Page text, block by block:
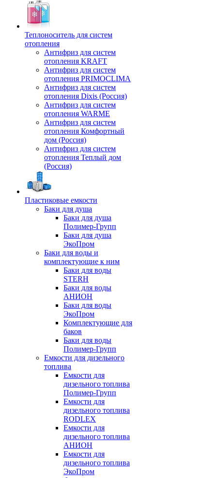
Теплоноситель для систем
отопления
Антифриз для систем
отопления KRAFT
Антифриз для систем
отопления PRIMOCLIMA
Антифриз для систем
отопления Dixis (Россия)
Антифриз для систем
отопления WARME
Антифриз для систем
отопления Комфортный
дом (Россия)
Антифриз для систем
отопления Теплый дом
(Россия)
Пластиковые емкости
Баки для душа
Баки для душа
Полимер-Групп
Баки для душа
ЭкоПром
Баки для воды и
комплектующие к ним
Баки для воды
STERH
Баки для воды
АНИОН
Баки для воды
ЭкоПром
Комплектующие для
баков
Баки для воды
Полимер-Групп
Емкости для дизельного
топлива
Емкости для
дизельного топлива
Полимер-Групп
Емкости для
дизельного топлива
RODLEX
Емкости для
дизельного топлива
АНИОН
Емкости для
дизельного топлива
ЭкоПром